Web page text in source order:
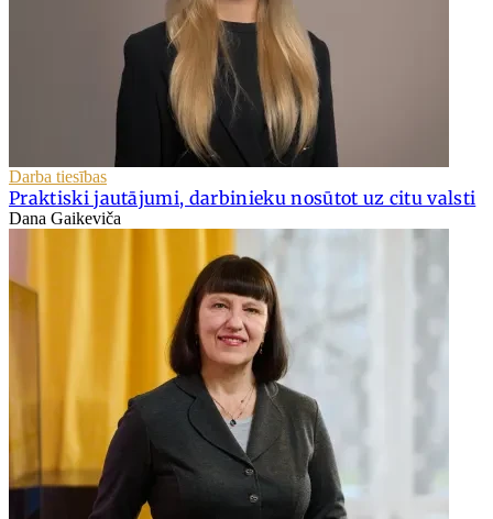
Darba tiesības
Praktiski jautājumi, darbinieku nosūtot uz citu valsti
Dana Gaikeviča